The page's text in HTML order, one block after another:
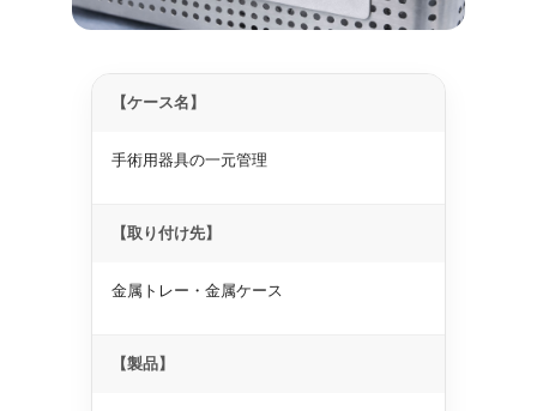
【ケース名】
手術用器具の一元管理
【取り付け先】
金属トレー・金属ケース
【製品】